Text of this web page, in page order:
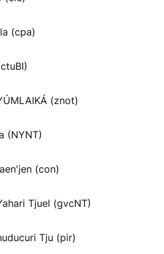
(cpa)
(znot)
(NYNT)
(con)
Tjuel (gvcNT)
Tju (pir)